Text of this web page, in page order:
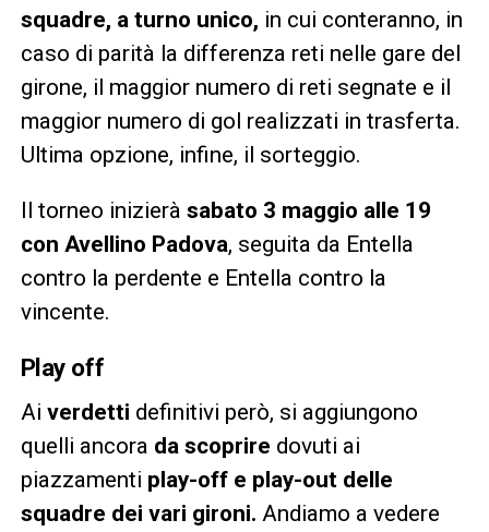
squadre, a turno unico, in cui conteranno, in
caso di parità la differenza reti nelle gare del
girone, il maggior numero di reti segnate e il
maggior numero di gol realizzati in trasferta.
Ultima opzione, infine, il sorteggio.
Il torneo inizierà sabato 3 maggio alle 19
con Avellino Padova, seguita da Entella
contro la perdente e Entella contro la
vincente.
Play off
Ai verdetti definitivi però, si aggiungono
quelli ancora da scoprire dovuti ai
piazzamenti play-off e play-out delle
squadre dei vari gironi. Andiamo a vedere